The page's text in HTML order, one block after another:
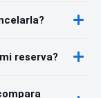
reserva?